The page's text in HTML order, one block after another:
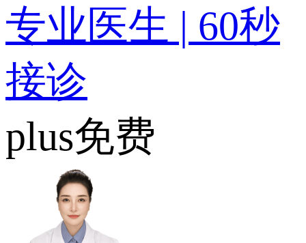
专业医生 | 60秒
接诊
plus免费